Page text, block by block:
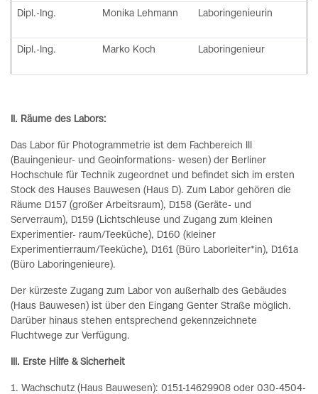
Dipl.-Ing. Monika Lehmann Laboringenieurin
Dipl.-Ing. Marko Koch Laboringenieur
II. Räume des Labors:
Das Labor für Photogrammetrie ist dem Fachbereich III
(Bauingenieur- und Geoinformations- wesen) der Berliner
Hochschule für Technik zugeordnet und befindet sich im ersten
Stock des Hauses Bauwesen (Haus D). Zum Labor gehören die
Räume D157 (großer Arbeitsraum), D158 (Geräte- und
Serverraum), D159 (Lichtschleuse und Zugang zum kleinen
Experimentier- raum/Teeküche), D160 (kleiner
Experimentierraum/Teeküche), D161 (Büro Laborleiter*in), D161a
(Büro Laboringenieure).
Der kürzeste Zugang zum Labor von außerhalb des Gebäudes
(Haus Bauwesen) ist über den Eingang Genter Straße möglich.
Darüber hinaus stehen entsprechend gekennzeichnete
Fluchtwege zur Verfügung.
III. Erste Hilfe & Sicherheit
1. Wachschutz (Haus Bauwesen): 0151-14629908 oder 030-4504-